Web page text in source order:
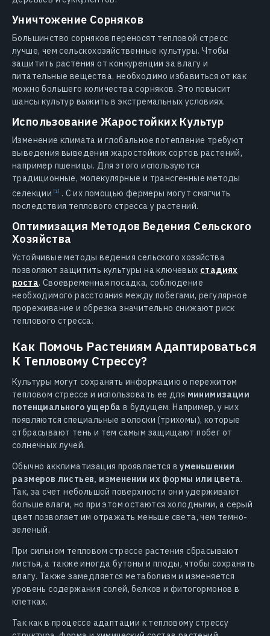
Уничтожение Сорняков
Большинство сорняков переносят тепловой стресс
лучше, чем сельскохозяйственные культуры. Чтобы
защитить растения от конкуренции за влагу и
питательные вещества, необходимо избавиться от как
можно большего количества сорняков. Это повысит
шансы культур выжить в экстремальных условиях.
Использование Жаростойких Культур
Изменение климата и глобальное потепление требуют
выведения выведения жаростойких сортов растений,
например пшеницы. Для этого используются
традиционные, молекулярные и трансгенные методы
селекции
. С их помощью фермеры могут смягчить
последствия теплового стресса у растений.
Оптимизация Методов Ведения Сельского
Хозяйства
Устойчивые методы ведения сельского хозяйства
позволяют защитить культуры на ключевых стадиях
роста. Своевременная посадка, соблюдение
необходимого расстояния между побегами, регулярное
прореживание и обрезка значительно снижают риск
теплового стресса.
Как Помочь Растениям Адаптироваться
К Тепловому Стрессу?
Культуры могут сохранять информацию о пережитом
тепловом стрессе и использовать ее для минимизации
потенциального ущерба в будущем. Например, у них
появляются специальные волоски (трихомы), которые
отбрасывают тень и тем самым защищают побег от
солнечных лучей.
Обычно акклиматизация проявляется вуменьшении
размеров листьев, изменении их формы или цвета.
Так, за счет небольшой поверхности они удерживают
больше влаги, но при этом остаются холодными, а серый
цвет позволяет им отражать меньше света, чем темно-
зеленый.
При сильном тепловом стрессе растения сбрасывают
листья, а также иногда бутоны и плоды, чтобы сохранять
влагу. Также замедляется метаболизм и изменяется
уровень содержания солей, белков и фитогормонов в
клетках.
Так как в процессе адаптации к тепловому стрессу